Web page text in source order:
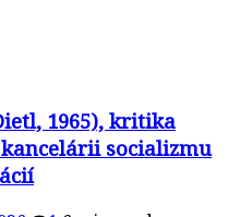
1965), kritika
socializmu